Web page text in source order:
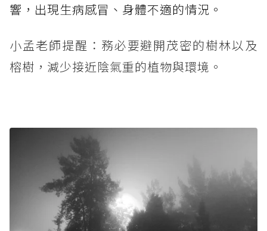
響，出現生病感冒、身體不適的情況。
小孟老師提醒：務必要避開茂密的樹林以及
榕樹，減少接近陰氣重的植物與環境。